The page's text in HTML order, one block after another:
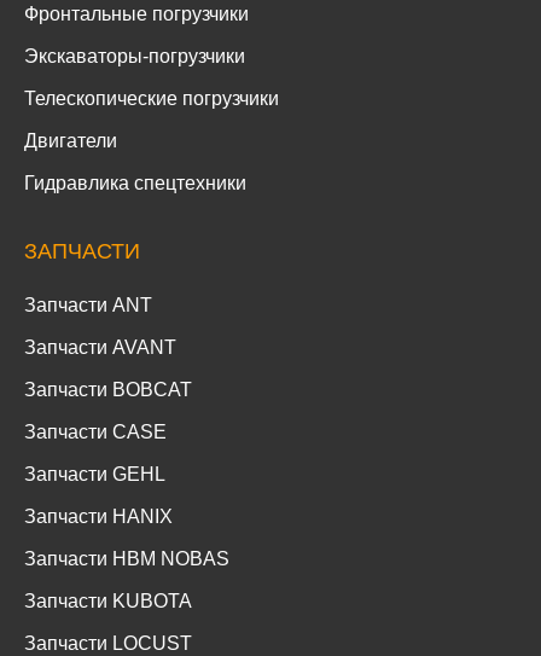
Фронтальные погрузчики
Экскаваторы-погрузчики
Телескопические погрузчики
Двигатели
Гидравлика спецтехники
ЗАПЧАСТИ
Запчасти ANT
Запчасти AVANT
Запчасти BOBCAT
Запчасти CASE
Запчасти GEHL
Запчасти HANIX
Запчасти HBM NOBAS
Запчасти KUBOTA
Запчасти LOCUST